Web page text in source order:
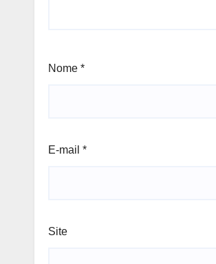
Nome *
E-mail *
Site